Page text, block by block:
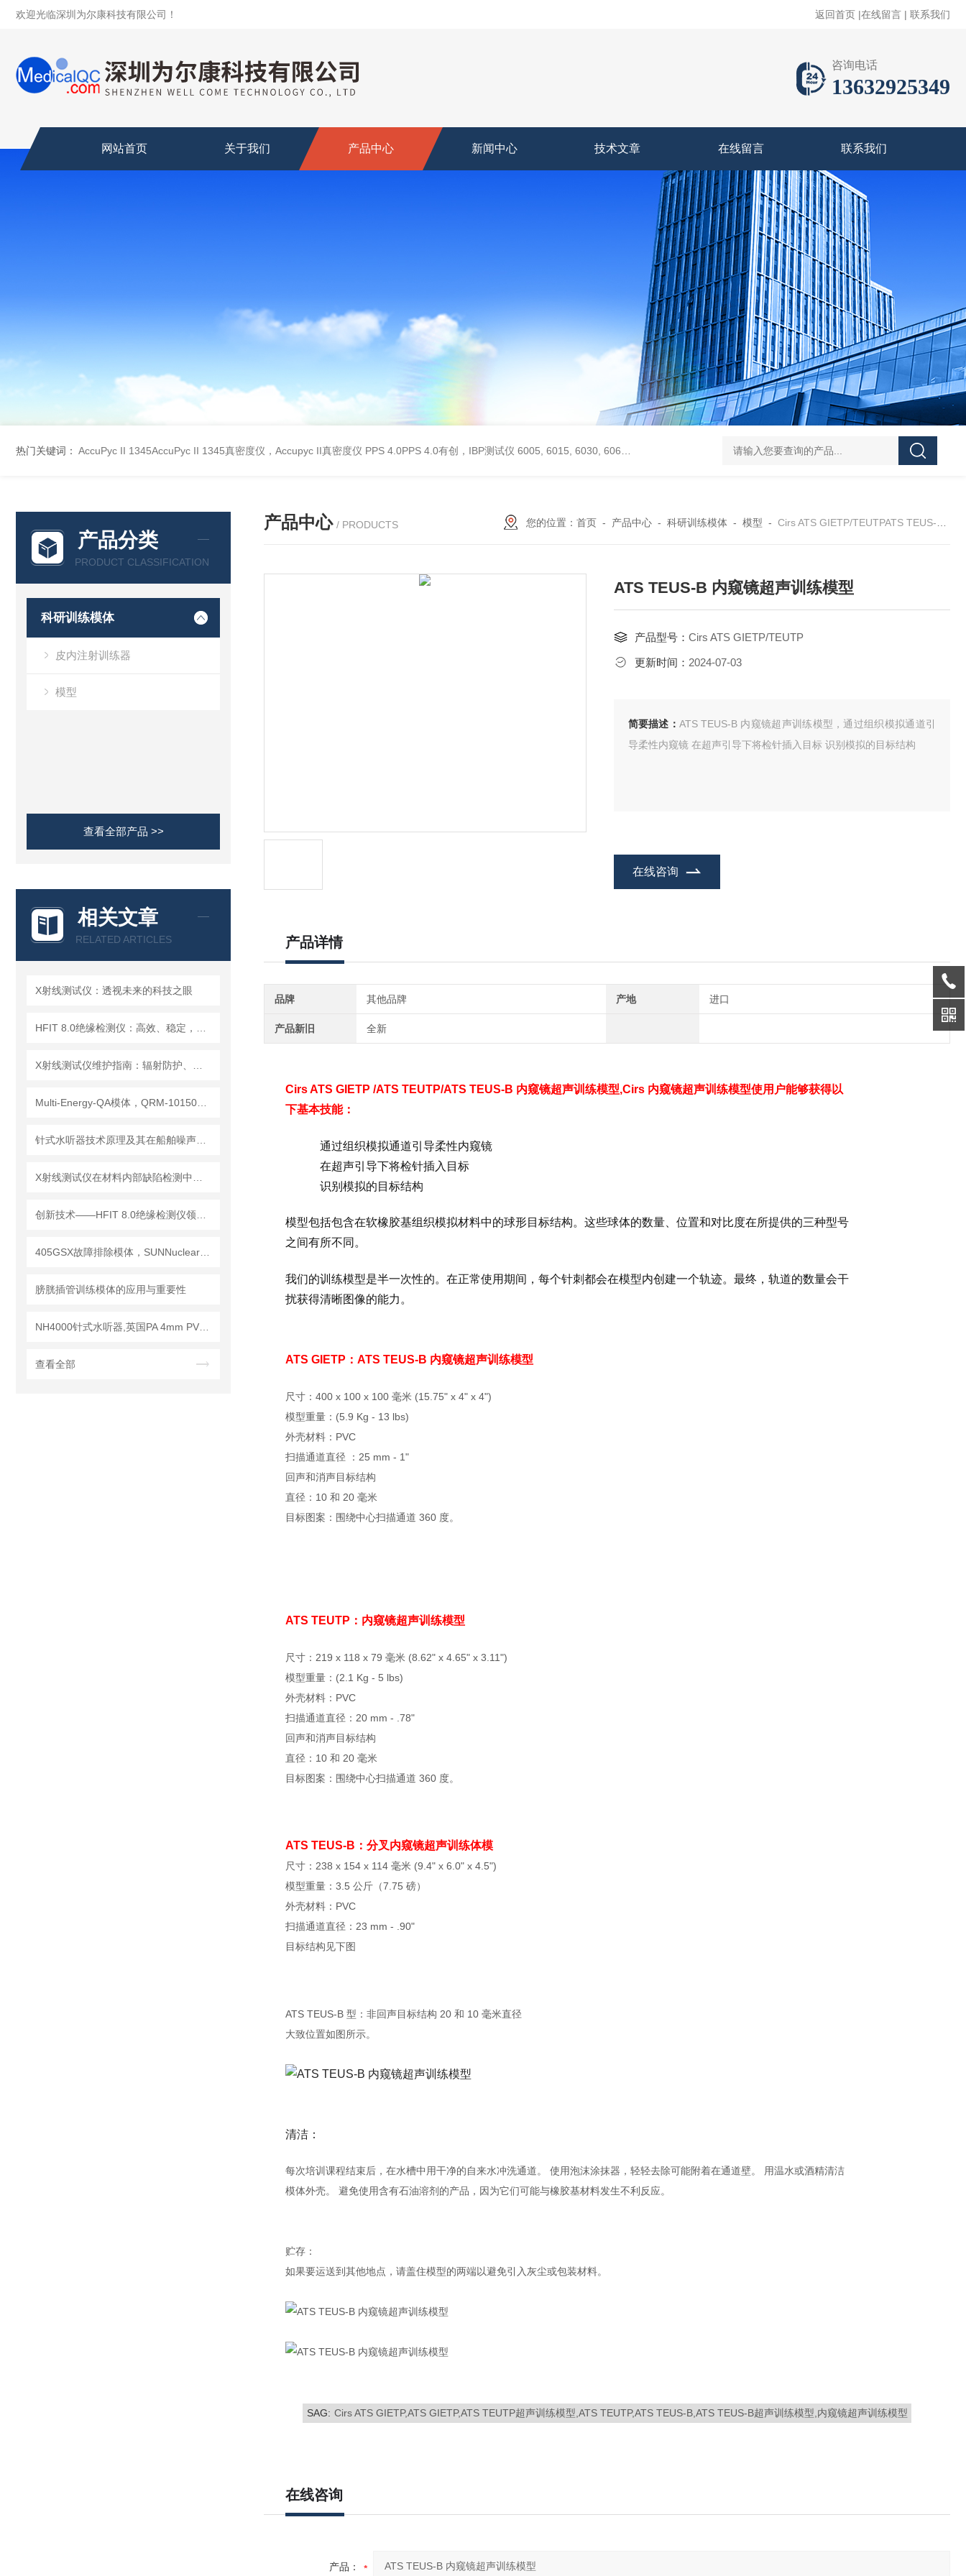
欢迎光临深圳为尔康科技有限公司！ 返回首页 |在线留言 | 联系我们
咨询电话
13632925349
网站首页 关于我们 产品中心 新闻中心 技术文章 在线留言 联系我们
热门关键词： AccuPyc II 1345AccuPyc II 1345真密度仪，Accupyc II真密度仪 PPS 4.0PPS 4.0有创，IBP测试仪 6005, 6015, 6030, 6060, 6100, 6170Hans Rudolph非扩散气体收集袋,Hans Rudolph非扩散气囊
产品分类
PRODUCT CLASSIFICATION
科研训练模体
皮内注射训练器
模型
查看全部产品 >>
相关文章
RELATED ARTICLES
X射线测试仪：透视未来的科技之眼
膀胱插管训练模体的应用与重要性
查看全部
产品中心 / PRODUCTS 您的位置： 首页- 产品中心- 科研训练模体- 模型 - Cirs ATS GIETP/TEUTPATS TEUS-B 内窥镜超声训练模型
ATS TEUS-B 内窥镜超声训练模型
产品型号： Cirs ATS GIETP/TEUTP
更新时间： 2024-07-03
简要描述： ATS TEUS-B 内窥镜超声训练模型，通过组织模拟通道引
导柔性内窥镜 在超声引导下将检针插入目标 识别模拟的目标结构
在线咨询
产品详情
品牌 其他品牌 产地 进口
产品新旧 全新
Cirs ATS GIETP /ATS TEUTP/ATS TEUS-B 内窥镜超声训练模型,Cirs 内窥镜超声训练模型使用户能够获得以
下基本技能：
通过组织模拟通道引导柔性内窥镜
在超声引导下将检针插入目标
识别模拟的目标结构
模型包括包含在软橡胶基组织模拟材料中的球形目标结构。 这些球体的数量、位置和对比度在所提供的三种型号
之间有所不同。
我们的训练模型是半一次性的。 在正常使用期间，每个针刺都会在模型内创建一个轨迹。 最终，轨道的数量会干
扰获得清晰图像的能力。
ATS GIETP： ATS TEUS-B 内窥镜超声训练模型
尺寸：400 x 100 x 100 毫米 (15.75" x 4" x 4")
模型重量：(5.9 Kg - 13 lbs)
外壳材料：PVC
扫描通道直径 ：25 mm - 1"
回声和消声目标结构
直径：10 和 20 毫米
目标图案：围绕中心扫描通道 360 度。
ATS TEUTP：内窥镜超声训练模型
尺寸：219 x 118 x 79 毫米 (8.62" x 4.65" x 3.11")
模型重量：(2.1 Kg - 5 lbs)
外壳材料：PVC
扫描通道直径：20 mm - .78"
回声和消声目标结构
直径：10 和 20 毫米
目标图案：围绕中心扫描通道 360 度。
ATS TEUS-B：分叉内窥镜超声训练体模
尺寸：238 x 154 x 114 毫米 (9.4" x 6.0" x 4.5")
模型重量：3.5 公斤（7.75 磅）
外壳材料：PVC
扫描通道直径：23 mm - .90"
目标结构 见下图
ATS TEUS-B 型：非回声目标结构 20 和 10 毫米直径
大致位置如图所示。
清洁：
每次培训课程结束后，在水槽中用干净的自来水冲洗通道。 使用泡沫涂抹器，轻轻去除可能附着在通道壁。 用温水或酒精清洁
模体外壳。 避免使用含有石油溶剂的产品，因为它们可能与橡胶基材料发生不利反应。
贮存：
如果要运送到其他地点，请盖住模型的两端以避免引入灰尘或包装材料。
SAG: Cirs ATS GIETP,ATS GIETP,ATS TEUTP超声训练模型,ATS TEUTP,ATS TEUS-B,ATS TEUS-B超声训练模型,内窥镜超声训练模型
在线咨询
产品：